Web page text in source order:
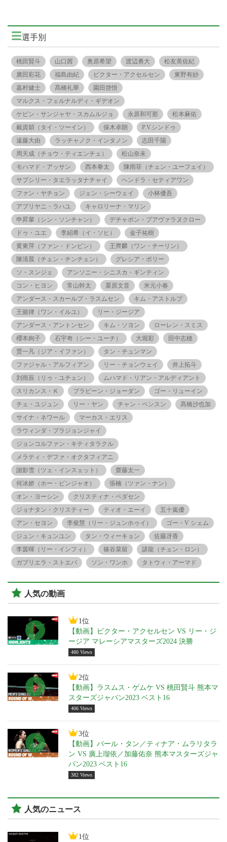
選手別
桃田賢斗 山口茜 奥原希望 渡辺勇大
松友美佐紀
廣田彩花
福島由紀 ビクター・アクセルセン
東野有紗
嘉村健士
髙橋礼華
園田啓悟
マルクス・フェルナルディ・ギデオン
ケビン・サンジャヤ・スカムルジョ
永原和可那
松本麻佑
戴資穎（タイ・ツーイン）
保木卓朗
P.V.シンドゥ
遠藤大由
ラッチャノク・インタノン
志田千陽
周天成（チョウ・ティエンチェ）
松山奈未
モハマド・アッサン
西本拳太
陳雨菲（チェン・ユーフェイ）
サプシリー・タエラッタナチャイ
ヘンドラ・セティアワン
ファン・ヤチョン
ジェン・シーウェイ
小林優吾
アプリヤニ・ラハユ
キャロリーナ・マリン
申昇輩（シン・ソンチャン）
デチャポン・プアヴァラヌクロー
ドゥ・ユエ
李紹希（イ・ソヒ）
金子祐樹
黄東萍（ファン・ドンピン）
王齊麟（ワン・チーリン）
陳清晨（チェン・チンチェン）
グレシア・ポリー
ソ・スンジェ
アンソニー・シニスカ・ギンティン
コン・ヒヨン
常山幹太 栗原文音
米元小春
アンダース・スカールプ・ラスムセン
キム・アストルプ
王懿律（ワン・イルユ）
リー・ジージア
アンダース・アントンセン
キム・ソヨン
ローレン・スミス
櫻本絢子
石宇奇（シー・ユーチ） 大堀彩
田中志穂
贾一凡（ジア・イファン）
タン・チュンマン
ファジャル・アルフィアン
リー・チョンウェイ
井上拓斗
刘雨辰（リゥ・ユチェン）
ムハマド・リアン・アルディアント
スリカンス・Ｋ
プラビーン・ジョーダン
ゴー・リューイン
チェ・ユジュン
リー・ヤン チャン・ペンスン
髙橋沙也加
サイナ・ネワール
マーカス・エリス
ラウィンダ・プラジョンジャイ
ジョンコルファン・キティタラクル
メラティ・デファ・オクタフィアニ
謝影雪（ツェ・インスェット）
齋藤太一
何冰娇（ホー・ビンジャオ）
張楠（ツァン・ナン）
オン・ヨーシン
クリスティナ・ペダセン
ジョナタン・クリスティー
ティオ・エーイ
五十嵐優
アン・セヨン
李俊慧（リー・ジュンホゥイ）
ゴー・V シェム
ジュン・キュンユン
タン・ウィーキョン
佐藤冴香
李茵暉（リー・インフィ）
篠谷菜留
諶龍（チェン・ロン）
ガブリエラ・ストエバ
ソン・ワンホ タトウィ・アーマド
人気の動画
1位
【動画】ビクター・アクセルセン VS リー・ジ
ージア マレーシアマスターズ2024 決勝
480 Views
2位
【動画】ラスムス・ゲムケ VS 桃田賢斗 熊本マ
スターズジャパン2023 ベスト16
406 Views
3位
【動画】パール・タン／ティナア・ムラリタラ
ン VS 廣上瑠依／加藤佑奈 熊本マスターズジャ
パン2023 ベスト16
382 Views
人気のニュース
1位